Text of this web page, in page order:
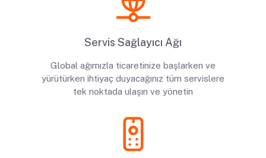
Servis Sağlayıcı Ağı
Global ağımızla ticaretinize başlarken ve
yürütürken ihtiyaç duyacağınız tüm servislere
tek noktada ulaşın ve yönetin